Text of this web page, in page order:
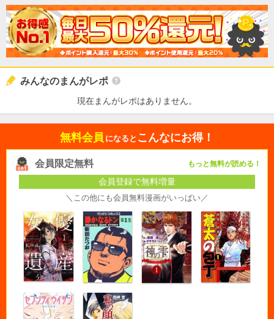
みんなのまんがレポ
現在まんがレポはありません。
無料会員 になると こんなにお得！
会員限定無料 もっと無料が読める！
会員登録で無料増量
＼この他にも会員無料漫画がいっぱい／